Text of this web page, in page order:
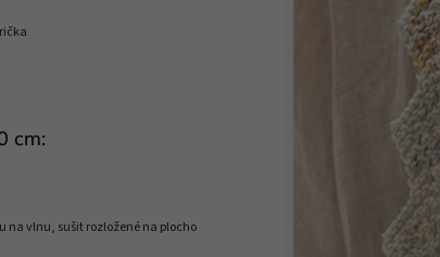
cm:
na vlnu, sušit rozložené na plocho